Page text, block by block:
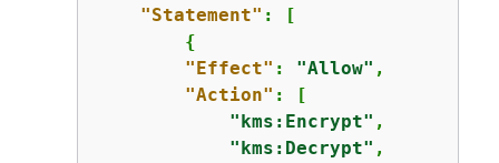
"Statement" : [
{
"Effect" : "Allow" ,
"Action" : [
"kms:Encrypt" ,
"kms:Decrypt" ,